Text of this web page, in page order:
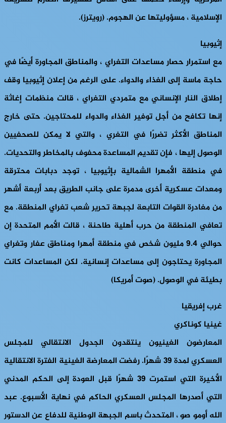
الإسلامية ، مسؤوليتها عن الهجوم. (رويترز).
إثيوبيا
مع استمرار حصار مساعدات التغراي ، والمناطق المجاورة أيضًا في
حاجة ماسة إلى الغذاء والدواء. على الرغم من إعلان إثيوبيا وقف
إطلاق النار الإنساني مع متمردي التغراي ، قالت منظمات إغاثة
إنها تكافح من أجل توفير الغذاء والدواء للمحتاجين. حتى خارج
المناطق الأكثر تضررًا في التغري ، والتي لا يمكن للصحفيين
الوصول إليها ، فإن تقديم المساعدة محفوف بالمخاطر والتحديات.
في منطقة الأمهرا الشمالية بإثيوبيا ، توجد دبابات محترقة
ومعدات عسكرية أخرى مدمرة على جانب الطريق بعد أربعة أشهر
من مغادرة القوات التابعة لجبهة تحرير شعب تغراي المنطقة. مع
تعافي المنطقة من حرب أهلية طاحنة ، قالت الأمم المتحدة إن
حوالي 9.4 مليون شخص في منطقة أمهرا ومناطق عفار وتغراي
المجاورة يحتاجون إلى مساعدات إنسانية. لكن المساعدات كانت
بطيئة في الوصول. (صوت أمريكا)
غرب إفريقيا
غينيا كوناكري
المعارضون الغينيون ينتقدون الجدول الانتقالي للمجلس
العسكري لمدة 39 شهرًا. رفضت المعارضة الغينية الفترة الانتقالية
الأخيرة التي استمرت 39 شهرًا قبل العودة إلى الحكم المدني
التي أصدرها المجلس العسكري الحاكم في نهاية الأسبوع. عبد
الله أومو صو ، المتحدث باسم الجبهة الوطنية للدفاع عن الدستور